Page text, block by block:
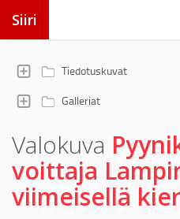
Siiri
Tiedotuskuvat
Galleriat
Valokuva
voittaja
viimeisellä